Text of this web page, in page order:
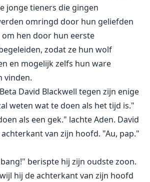
jonge tieners die gingen
omringd door hun geliefden
hen door hun eerste
zodat ze hun wolf
en mogelijk zelfs hun ware
vinden.
David Blackwell tegen zijn enige
weten wat te doen als het tijd is."
als een gek." lachte Aden. David
van zijn hoofd. "Au, pap."
berispte hij zijn oudste zoon.
hij de achterkant van zijn hoofd